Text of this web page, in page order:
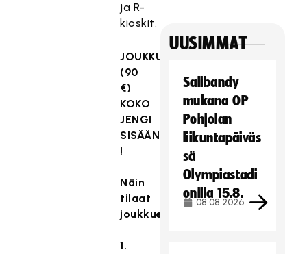
ja R-
kioskit.
JOUKKUELIPULLA
(90
€)
KOKO
JENGI
SISÄÄN
!
Näin
tilaat
joukkuelipun
1.
UUSIMMAT
Salibandy
mukana OP
Pohjolan
liikuntapäiväs
sä
Olympiastadi
onilla 15.8.
08.08.2026